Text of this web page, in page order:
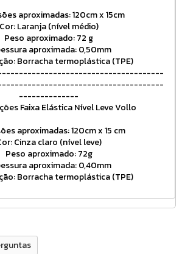
aproximadas: 120cm x 15cm
Cor: Laranja (nível médio)
Peso aproximado: 72 g
aproximada: 0,50mm
Borracha termoplástica (TPE)
--------------
Faixa Elástica Nível Leve Vollo
aproximadas: 120cm x 15 cm
Cinza claro (nível leve)
Peso aproximado: 72g
aproximada: 0,40mm
Borracha termoplástica (TPE)